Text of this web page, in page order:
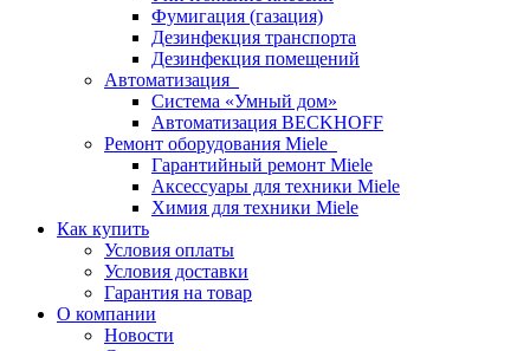
Фумигация (газация)
Дезинфекция транспорта
Дезинфекция помещений
Автоматизация
Система «Умный дом»
Автоматизация BECKHOFF
Ремонт оборудования Miele
Гарантийный ремонт Miele
Аксессуары для техники Miele
Химия для техники Miele
Как купить
Условия оплаты
Условия доставки
Гарантия на товар
О компании
Новости